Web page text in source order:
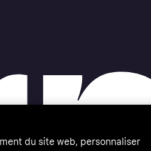
du site web, personnaliser